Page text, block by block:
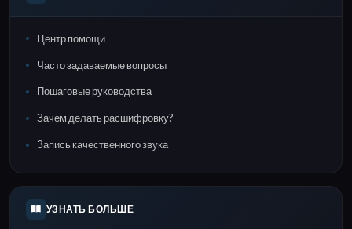
Центр помощи
Часто задаваемые вопросы
Пошаговые руководства
Зачем делать расшифровку?
Запись качественного звука
УЗНАТЬ БОЛЬШЕ